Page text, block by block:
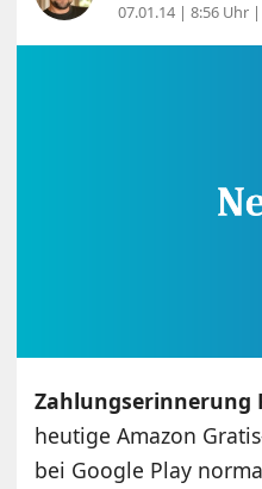
07.01.14 | 8:56 Uhr |
Zahlungserinnerung
heutige Amazon
bei Google Play